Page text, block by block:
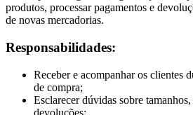
produtos, processar pagamentos e
de novas mercadorias.
Responsabilidades:
Receber e acompanhar os clientes
de compra;
Esclarecer dúvidas sobre
devoluções;